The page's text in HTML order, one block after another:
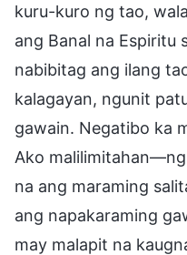
kuru-kuro ng tao,
ang Banal na Espiritu
nabibitag ang ilang
kalagayan, ngunit
gawain. Negatibo ka
Ako
na ang maraming
ang napakaraming
may malapit na